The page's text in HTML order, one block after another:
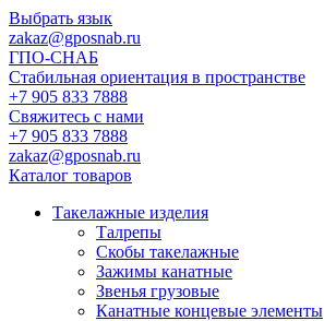
Выбрать язык
zakaz@gposnab.ru
ГПО-СНАБ
Стабильная ориентация в пространстве
+7 905 833 7888
Свяжитесь с нами
+7 905 833 7888
zakaz@gposnab.ru
Каталог товаров
Такелажные изделия
Талрепы
Скобы такелажные
Зажимы канатные
Звенья грузовые
Канатные концевые элементы